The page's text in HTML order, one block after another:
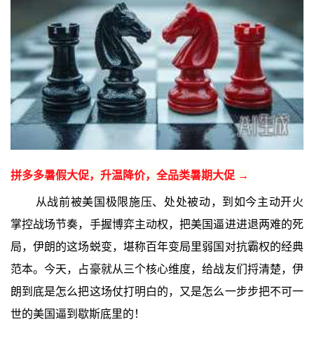
拼多多暑假大促，升温降价，全品类暑期大促 →
从战前被美国极限施压、处处被动，到如今主动开火
掌控战场节奏，手握博弈主动权，把美国逼进进退两难的死
局，伊朗的这场蜕变，堪称百年变局里弱国对抗霸权的经典
范本。今天，占豪就从三个核心维度，给战友们捋清楚，伊
朗到底是怎么把这场仗打明白的，又是怎么一步步把不可一
世的美国逼到歇斯底里的！